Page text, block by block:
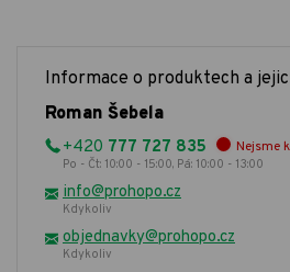
Informace o produktech a
Roman Šebela
+420 777 727 835 Nejsme
Po - Čt: 10:00 - 15:00, Pá: 10:00 - 13:00
info@prohopo.cz
Kdykoliv
objednavky@prohopo.cz
Kdykoliv